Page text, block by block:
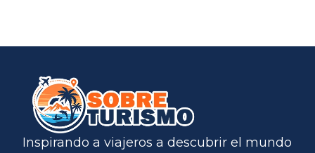
Inspirando a viajeros a descubrir el mundo